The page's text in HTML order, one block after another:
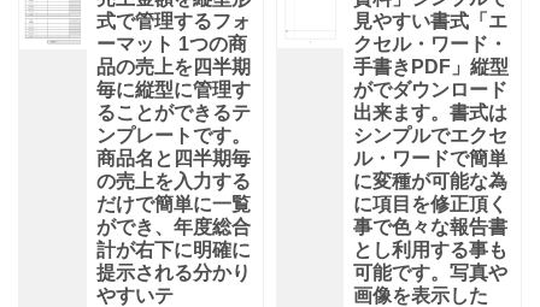
式で管理するフォ
ーマット 1つの商
品の売上を四半期
毎に縦型に管理す
ることができるテ
ンプレートです。
商品名と四半期毎
の売上を入力する
だけで簡単に一覧
ができ、年度総合
計が右下に明確に
提示される分かり
やすいテ
見やすい書式「エ
クセル・ワード・
手書きPDF」縦型
がでダウンロード
出来ます。書式は
シンプルでエクセ
ル・ワードで簡単
に変種が可能な為
に項目を修正頂く
事で色々な報告書
とし利用する事も
可能です。写真や
画像を表示した